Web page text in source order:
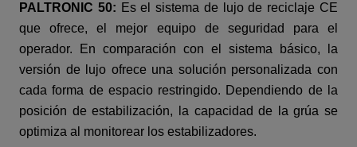
PALTRONIC 50: Es el sistema de lujo de reciclaje CE
que ofrece, el mejor equipo de seguridad para el
operador. En comparación con el sistema básico, la
versión de lujo ofrece una solución personalizada con
cada forma de espacio restringido. Dependiendo de la
posición de estabilización, la capacidad de la grúa se
optimiza al monitorear los estabilizadores.